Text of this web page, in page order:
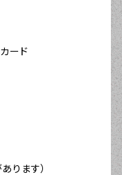
ード
ります）